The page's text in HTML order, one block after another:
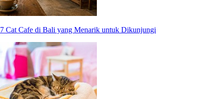
7 Cat Cafe di Bali yang Menarik untuk Dikunjungi